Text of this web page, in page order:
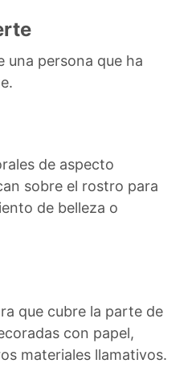
una persona que ha
de aspecto
sobre el rostro para
de belleza o
que cubre la parte de
con papel,
materiales llamativos.